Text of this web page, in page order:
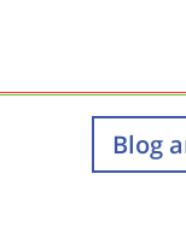
Blog